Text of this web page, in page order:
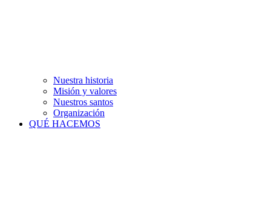
Nuestra historia
Misión y valores
Nuestros santos
Organización
QUÉ HACEMOS